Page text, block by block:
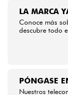
LA MARCA
Conoce más
descubre todo
PÓNGASE
Nuestros